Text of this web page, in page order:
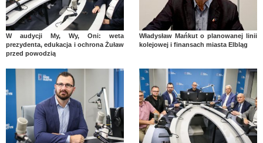
W audycji My, Wy, Oni: weta
prezydenta, edukacja i ochrona Żuław
przed powodzią
Władysław Mańkut o planowanej linii
kolejowej i finansach miasta Elbląg